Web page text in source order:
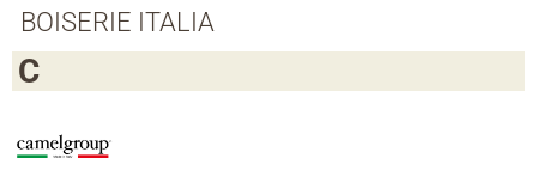
BOISERIE ITALIA
C